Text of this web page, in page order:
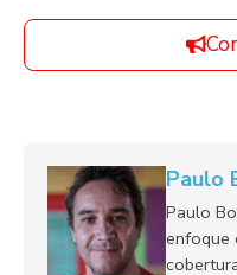
Paulo
Paulo
enfoque